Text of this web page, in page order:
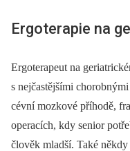
Ergoterapie na
Ergoterapeut na
s nejčastějšími
cévní mozkové příhodě,
operacích, kdy senior
člověk mladší. Také někdy